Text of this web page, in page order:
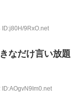
9RxO.net
なだけ言い放題